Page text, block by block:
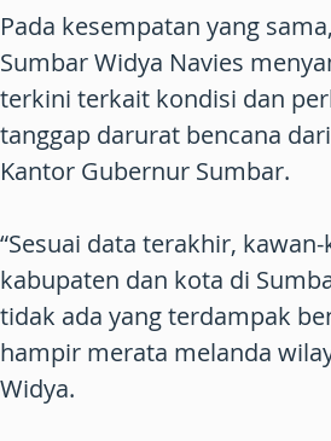
Pada kesempatan yang
Sumbar Widya Navies
terkini terkait kondisi dan
tanggap darurat bencana
Kantor Gubernur Sumbar.
“Sesuai data terakhir,
kabupaten dan kota di
tidak ada yang terdampak
hampir merata melanda
Widya.